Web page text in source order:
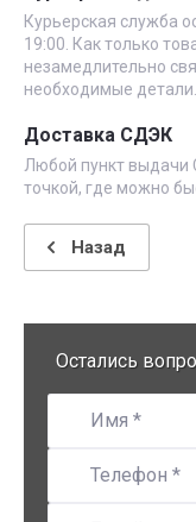
Курьерская служба
19:00. Как только
незамедлительно
необходимые детали.
Доставка СДЭК
Любой пункт выдачи
точкой, где можно
Назад
Остались